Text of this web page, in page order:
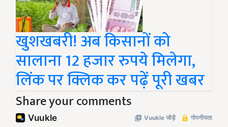
खुशखबरी! अब किसानों को
सालाना 12 हजार रुपये मिलेगा,
लिंक पर क्लिक कर पढ़ें पूरी खबर
Share your comments